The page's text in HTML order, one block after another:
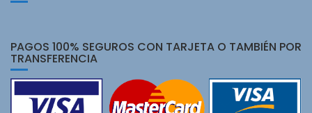
PAGOS 100% SEGUROS CON TARJETA O TAMBIÉN POR
TRANSFERENCIA